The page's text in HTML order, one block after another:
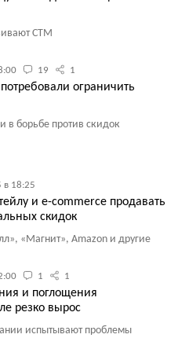
СТМ
19 1
ограничить
в борьбе против скидок
в 18:25
и e-commerce продавать
скидок
«Магнит», Amazon и другие
1 1
и поглощения
резко вырос
испытывают проблемы